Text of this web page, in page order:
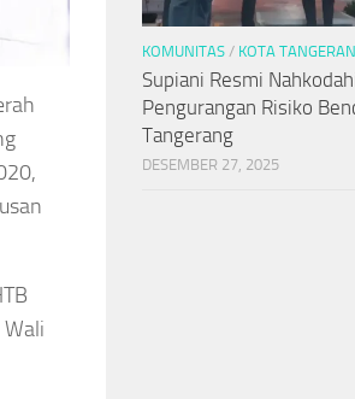
KOMUNITAS / KOTA
Supiani Resmi
Pengurangan Risiko
Tangerang
DESEMBER 27, 2025